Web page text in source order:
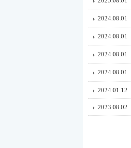
2024.08.01
2024.08.01
2024.08.01
2024.08.01
2024.01.12
2023.08.02